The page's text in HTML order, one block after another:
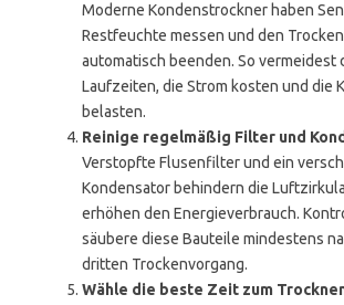
Moderne Kondenstrockner haben
Restfeuchte messen und den
automatisch beenden. So vermeidest
Laufzeiten, die Strom kosten und die
belasten.
Reinige regelmäßig Filter und
Verstopfte Flusenfilter und ein
Kondensator behindern die
erhöhen den Energieverbrauch.
säubere diese Bauteile mindestens
dritten Trockenvorgang.
Wähle die beste Zeit zum